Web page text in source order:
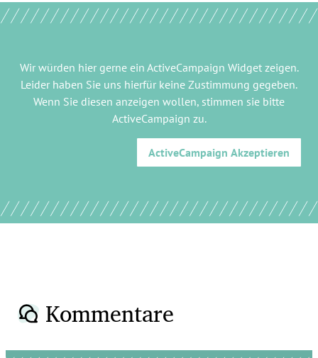
Wir würden hier gerne ein ActiveCampaign Widgetzeigen.
Leider haben Sie uns hierfür keine Zustimmung gegeben.
Wenn Sie diesen anzeigen wollen, stimmen sie bitte
ActiveCampaign zu.
ActiveCampaign Akzeptieren
Kommentare